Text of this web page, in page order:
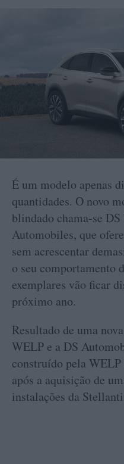
É um modelo apenas
quantidades. O novo
blindado chama-se
Automobiles, que
sem acrescentar
o seu comportamento
exemplares vão ficar
próximo ano.
Resultado de uma
WELP e a DS
construído pela
após a aquisição de
instalações da